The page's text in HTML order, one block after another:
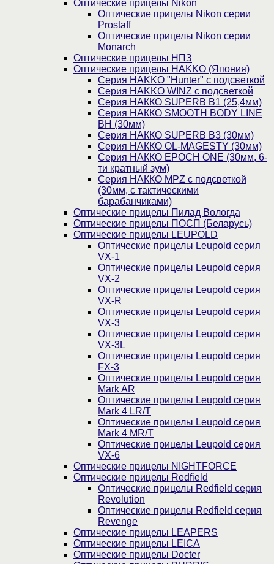
Оптические прицелы Nikon
Оптические прицелы Nikon серии
Prostaff
Оптические прицелы Nikon серии
Monarch
Оптические прицелы НПЗ
Оптические прицелы HAKKO (Япония)
Cерия HAKKO "Hunter" с подсветкой
Серия НAKKO WINZ с подсветкой
Серия НАККО SUPERB B1 (25,4мм)
Серия НАККО SMOOTH BODY LINE
BH (30мм)
Серия НАККО SUPERB B3 (30мм)
Серия НАККО OL-MAGESTY (30мм)
Серия НАККО EPOCH ONE (30мм, 6-
ти кратный зум)
Серия НАККО MPZ с подсветкой
(30мм, c тактическими
барабанчиками)
Оптические прицелы Пилад Вологда
Оптические прицелы ПОСП (Беларусь)
Оптические прицелы LEUPOLD
Оптические прицелы Leupold серия
VX-1
Оптические прицелы Leupold серия
VX-2
Оптические прицелы Leupold серия
VX-R
Оптические прицелы Leupold серия
VX-3
Оптические прицелы Leupold серия
VX-3L
Оптические прицелы Leupold серия
FX-3
Оптические прицелы Leupold серия
Mark AR
Оптические прицелы Leupold серия
Mark 4 LR/T
Оптические прицелы Leupold серия
Mark 4 MR/T
Оптические прицелы Leupold серия
VX-6
Оптические прицелы NIGHTFORCE
Оптические прицелы Redfield
Оптические прицелы Redfield серия
Revolution
Оптические прицелы Redfield серия
Revenge
Оптические прицелы LEAPERS
Оптические прицелы LEICA
Оптические прицелы Docter